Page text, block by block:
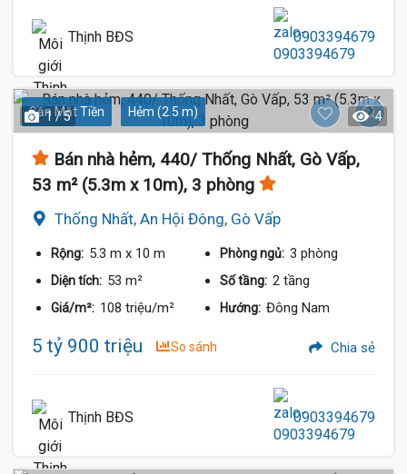
Thịnh BĐS 0903394679
Gần Mặt Tiền Hẻm (2.5 m)
1 / 5 4
Bán nhà hẻm, 440/ Thống Nhất, Gò Vấp,
53 m² (5.3m x 10m), 3 phòng
Thống Nhất, An Hội Đông, Gò Vấp
Rộng: 5.3 m x 10 m Phòng ngủ: 3 phòng
Diện tích: 53 m² Số tầng: 2 tầng
Giá/m²: 108 triệu/m² Hướng: Đông Nam
5 tỷ 900 triệu So sánh Chia sẻ
Thịnh BĐS 0903394679